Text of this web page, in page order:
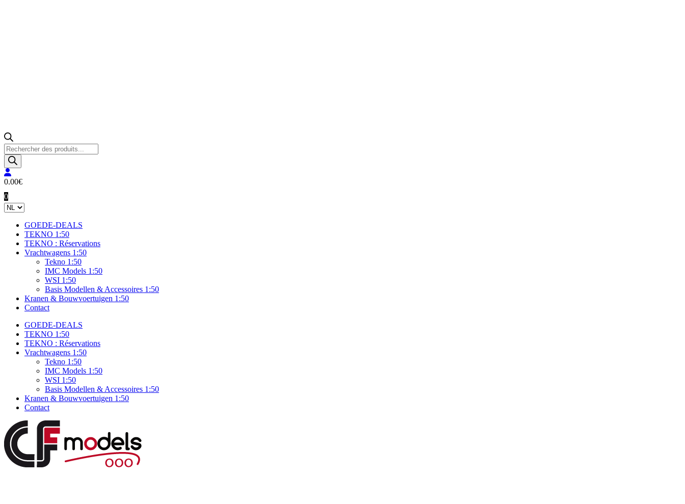
Producten
zoeken
0.00€
0
GOEDE-DEALS
TEKNO 1:50
TEKNO : Réservations
Vrachtwagens 1:50
Tekno 1:50
IMC Models 1:50
WSI 1:50
Basis Modellen & Accessoires 1:50
Kranen & Bouwvoertuigen 1:50
Contact
GOEDE-DEALS
TEKNO 1:50
TEKNO : Réservations
Vrachtwagens 1:50
Tekno 1:50
IMC Models 1:50
WSI 1:50
Basis Modellen & Accessoires 1:50
Kranen & Bouwvoertuigen 1:50
Contact